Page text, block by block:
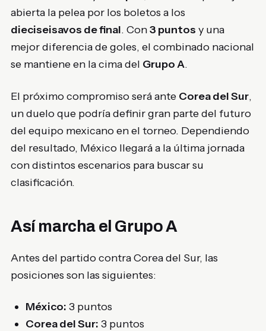
abierta la pelea por los boletos a los
dieciseisavos de final. Con3 puntos y una
mejor diferencia de goles, el combinado nacional
se mantiene en la cima del Grupo A.
El próximo compromiso será ante Corea del Sur,
un duelo que podría definir gran parte del futuro
del equipo mexicano en el torneo. Dependiendo
del resultado, México llegará a la última jornada
con distintos escenarios para buscar su
clasificación.
Así marcha el Grupo A
Antes del partido contra Corea del Sur, las
posiciones son las siguientes:
México: 3 puntos
Corea del Sur: 3 puntos